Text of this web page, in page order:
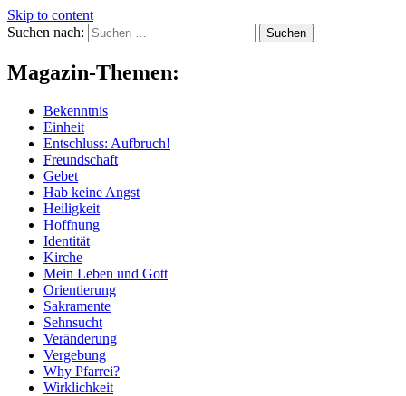
Skip to content
Suchen nach:
Magazin-Themen:
Bekenntnis
Einheit
Entschluss: Aufbruch!
Freundschaft
Gebet
Hab keine Angst
Heiligkeit
Hoffnung
Identität
Kirche
Mein Leben und Gott
Orientierung
Sakramente
Sehnsucht
Veränderung
Vergebung
Why Pfarrei?
Wirklichkeit